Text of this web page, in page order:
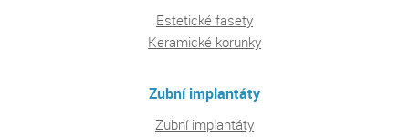
Estetické fasety
Keramické korunky
Zubní implantáty
Zubní implantáty